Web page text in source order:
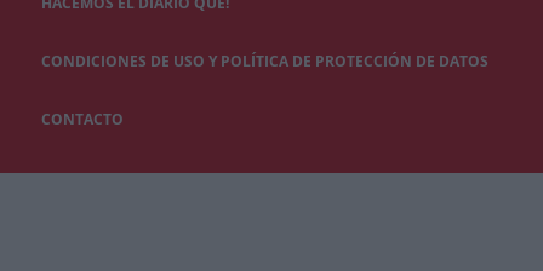
CONDICIONES DE USO Y POLÍTICA DE PROTECCIÓN DE DATOS
CONTACTO